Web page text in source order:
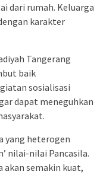
dari rumah. Keluarga
karakter
Tangerang
baik
sosialisasi
dapat meneguhkan
yang heterogen
nilai-nilai Pancasila.
akan semakin kuat,